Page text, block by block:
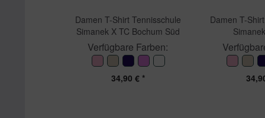
Damen T-Shirt Tennisschule
Simanek X TC Bochum Süd
Verfügbare Farben:
34,90 € *
Damen T-